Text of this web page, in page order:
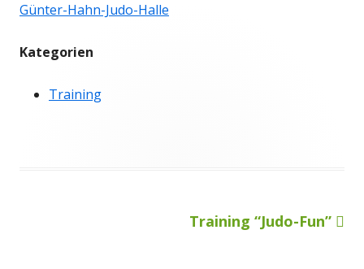
Günter-Hahn-Judo-Halle
Kategorien
Training
BeitragsnavigationNächster
Training “Judo-Fun”